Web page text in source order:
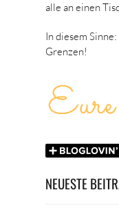
alle an einen
In diesem
Grenzen!
NEUESTE